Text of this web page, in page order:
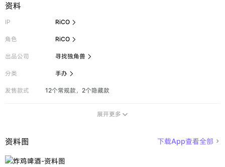
资料
IP RiCO 
角色 RiCO 
出品公司 寻找独角兽 
分类 手办 
发售款式 12个常规款，2个隐藏款
展开更多 
资料图 下载App查看全部 